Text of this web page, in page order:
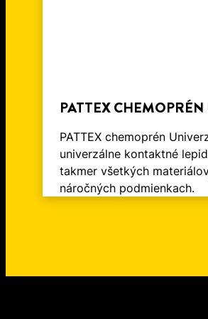
PATTEX
PATTEX chemoprén
univerzálne kontaktné
takmer všetkých
náročných podmienkach.